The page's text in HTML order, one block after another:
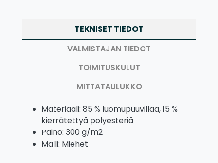
TEKNISET TIEDOT
VALMISTAJAN TIEDOT
TOIMITUSKULUT
MITTATAULUKKO
Materiaali: 85 % luomupuuvillaa, 15 %
kierrätettyä polyesteriä
Paino: 300 g/m2
Malli: Miehet